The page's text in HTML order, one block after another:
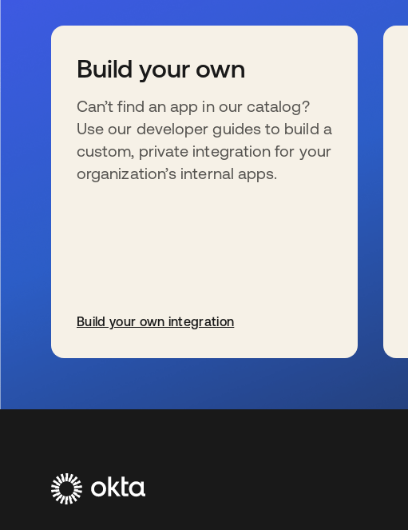
Build your own
Can’t find an app in our catalog?
Use our developer guides to build a
custom, private integration for your
organization’s internal apps.
Build your own integration